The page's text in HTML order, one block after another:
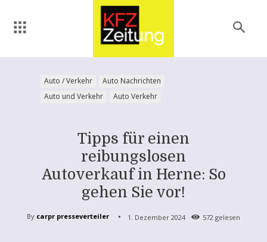
Auto / Verkehr
Auto Nachrichten
Auto und Verkehr
Auto Verkehr
Tipps für einen
reibungslosen
Autoverkauf in Herne: So
gehen Sie vor!
By carpr presseverteiler 1. Dezember 2024 572 gelesen